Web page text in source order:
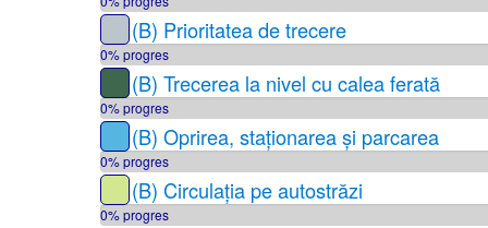
(B) Prioritatea de trecere
0% progres
(B) Trecerea la nivel cu calea ferată
0% progres
(B) Oprirea, staționarea și parcarea
0% progres
(B) Circulația pe autostrăzi
0% progres